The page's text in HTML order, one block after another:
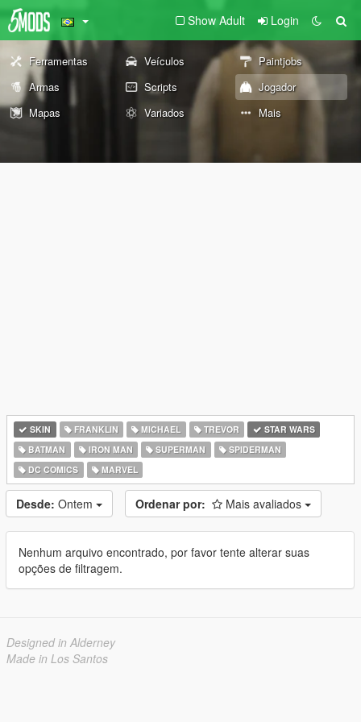
Show Adult Login
Ferramentas Veículos
Paintjobs
Armas
Scripts
Jogador
Mapas
Variados Mais
SKIN FRANKLIN MICHAEL TREVOR
STAR WARS
BATMAN
IRON MAN SUPERMAN
SPIDERMAN
DC COMICS
MARVEL
Desde: Ontem Ordenar por: Mais avaliados
Nenhum arquivo encontrado, por favor tente alterar suas
opções de filtragem.
Designed in Alderney
Made in Los Santos